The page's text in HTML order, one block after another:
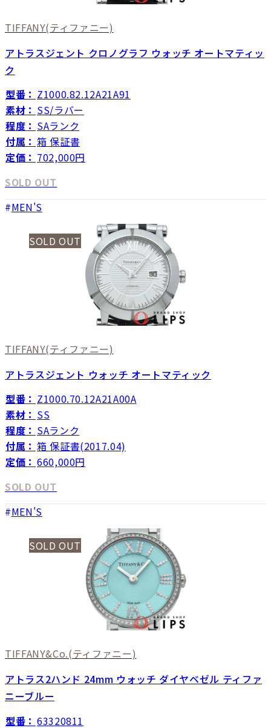
TIFFANY(ティファニー)
アトラスジェント クロノグラフ ウォッチ オートマティッ
ク
型番： Z1000.82.12A21A91
素材： SS/ラバー
程度： SAランク
付属： 箱 保証書
定価： 702,000円
SOLD OUT
MEN'S
SOLD OUT
TIFFANY(ティファニー)
アトラスジェント ウォッチ オートマティック
型番： Z1000.70.12A21A00A
素材： SS
程度： SAランク
付属： 箱 保証書(2017.04)
定価： 660,000円
SOLD OUT
MEN'S
SOLD OUT
TIFFANY&Co.(ティファニー)
アトラス2ハンド 24mm ウォッチ ダイヤベゼル ティファ
ニーブルー
型番： 63320811